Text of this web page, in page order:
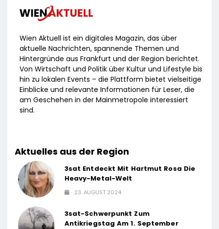
Wien Aktuell ist ein digitales Magazin, das über
aktuelle Nachrichten, spannende Themen und
Hintergründe aus Frankfurt und der Region berichtet.
Von Wirtschaft und Politik über Kultur und Lifestyle bis
hin zu lokalen Events – die Plattform bietet vielseitige
Einblicke und relevante Informationen für Leser, die
am Geschehen in der Mainmetropole interessiert
sind.
Aktuelles aus der Region
3sat Entdeckt Mit Hartmut Rosa Die
Heavy-Metal-Welt
23. AUGUST 2024
3sat-Schwerpunkt Zum
Antikriegstag Am 1. September